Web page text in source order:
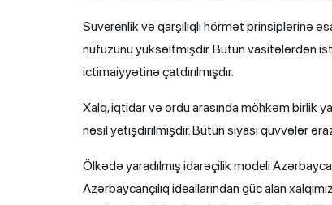
Suverenlik və qarşılıqlı hörmət prinsiplərinə
nüfuzunu yüksəltmişdir. Bütün vasitələrdən
ictimaiyyətinə çatdırılmışdır.
Xalq, iqtidar və ordu arasında möhkəm birlik
nəsil yetişdirilmişdir. Bütün siyasi qüvvələr
Ölkədə yaradılmış idarəçilik modeli
Azərbaycançılıq ideallarından güc alan